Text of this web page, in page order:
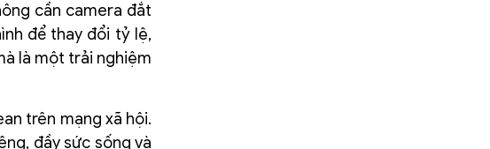
cần camera đắt
để thay đổi tỷ lệ,
là một trải nghiệm
trên mạng xã hội.
đầy sức sống và